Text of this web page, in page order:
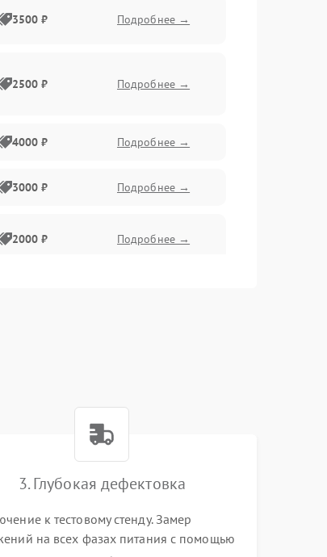
3500 ₽ Подробнее →
2500 ₽ Подробнее →
4000 ₽ Подробнее →
3000 ₽ Подробнее →
2000 ₽ Подробнее →
3. Глубокая дефектовка
к тестовому стенду. Замер
на всех фазах питания с помощью